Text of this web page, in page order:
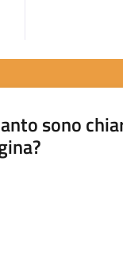
sono